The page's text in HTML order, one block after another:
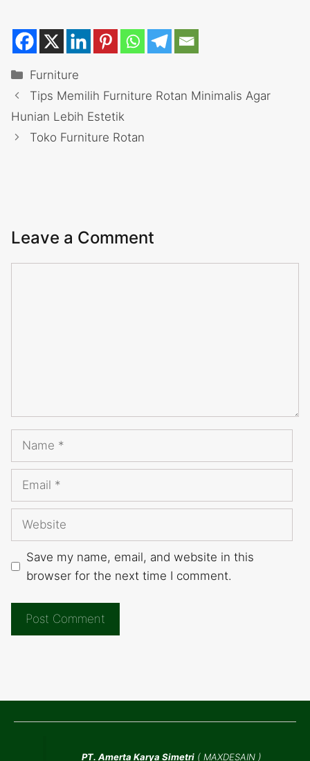
Categories
Furniture
Tips Memilih Furniture Rotan Minimalis Agar
Hunian Lebih Estetik
Toko Furniture Rotan
Leave a Comment
Name
Email
Website
Save my name, email, and website in this
browser for the next time I comment.
PT. Amerta Karya Simetri( MAXDESAIN)